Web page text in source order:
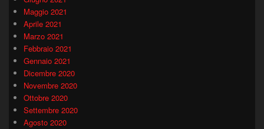
Maggio 2021
Aprile 2021
Marzo 2021
Febbraio 2021
Gennaio 2021
Dicembre 2020
Novembre 2020
Ottobre 2020
Settembre 2020
Agosto 2020